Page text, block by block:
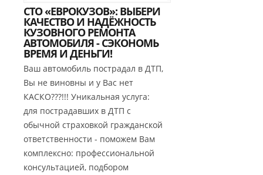
СТО «ЕВРОКУЗОВ»: ВЫБЕРИ
КАЧЕСТВО И НАДЁЖНОСТЬ
КУЗОВНОГО РЕМОНТА
АВТОМОБИЛЯ - СЭКОНОМЬ
ВРЕМЯ И ДЕНЬГИ!
Ваш автомобиль пострадал в ДТП,
Вы не виновны и у Вас нет
КАСКО???!!! Уникальная услуга:
для пострадавших в ДТП с
обычной страховкой гражданской
ответственности - поможем Вам
комплексно: профессиональной
консультацией, подбором